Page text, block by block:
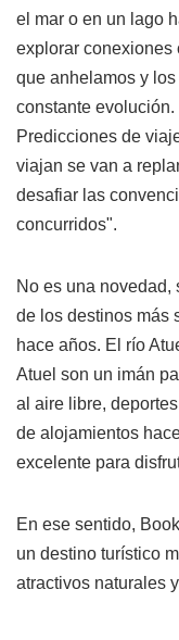
el mar o en un lago
explorar conexiones
que anhelamos y
constante
Predicciones de
viajan se van a
desafiar las
concurridos".
No es una novedad,
de los destinos más
hace años. El río
Atuel son un imán
al aire libre,
de alojamientos
excelente para
En ese sentido,
un destino turístico
atractivos naturales